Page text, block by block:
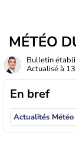
MÉTÉO
Bulletin
Actualisé à
En bref